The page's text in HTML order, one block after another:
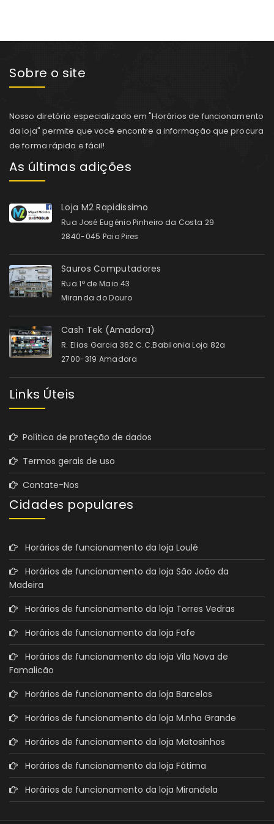
Sobre o site
Nosso diretório especializado em "Horários de funcionamento
da loja" permite que você encontre a informação que procura
de forma rápida e fácil!
As últimas adições
Loja M2 Rapidissimo
Rua José Eugénio Pinheiro da Costa 29
2840-045 Paio Pires
Sauros Computadores
Rua 1º de Maio 43
Miranda do Douro
Cash Tek (Amadora)
R. Elias Garcia 362 C.C.Babilonia Loja 82a
2700-319 Amadora
Links Úteis
Política de proteção de dados
Termos gerais de uso
Contate-Nos
Cidades populares
Horários de funcionamento da loja Loulé
Horários de funcionamento da loja São João da
Madeira
Horários de funcionamento da loja Torres Vedras
Horários de funcionamento da loja Fafe
Horários de funcionamento da loja Vila Nova de
Famalicão
Horários de funcionamento da loja Barcelos
Horários de funcionamento da loja M.nha Grande
Horários de funcionamento da loja Matosinhos
Horários de funcionamento da loja Fátima
Horários de funcionamento da loja Mirandela